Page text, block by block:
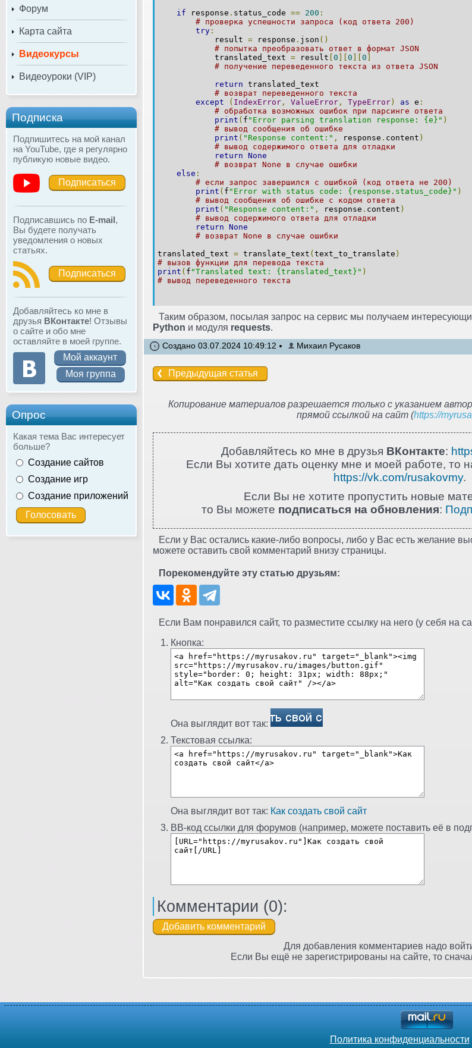
Форум
Карта сайта
Видеокурсы
Видеоуроки (VIP)
Подписка
Подпишитесь на мой канал
на YouTube, где я регулярно
публикую новые видео.
Подписаться
Подписавшись по E-mail,
Вы будете получать
уведомления о новых
статьях.
Подписаться
Добавляйтесь ко мне в
друзья ВКонтакте! Отзывы
о сайте и обо мне
оставляйте в моей группе.
Мой аккаунт
Моя группа
Опрос
Какая тема Вас интересует
больше?
Создание сайтов
Создание игр
Создание приложений
if response . status_code == 200 :
# проверка успешности запроса (код ответа 200)
try :
result = response . json ()
# попытка преобразовать ответ в формат JSON
translated_text = result [0 ][0 ][0 ]
# получение переведенного текста из ответа JSON
return translated_text
# возврат переведенного текста
except
( IndexError , ValueError , TypeError) as e :
# обработка возможных ошибок при парсинге ответа
print ( f "Error parsing translation response: {e}" )
# вывод сообщения об ошибке
print ( "Response content:" , response . content )
# вывод содержимого ответа для отладки
return None
# возврат None в случае ошибки
else :
# если запрос завершился с ошибкой (код ответа не 200)
print ( f "Error with status code: {response.status_code}" )
# вывод сообщения об ошибке с кодом ответа
print ( "Response content:" , response . content )
# вывод содержимого ответа для отладки
return None
# возврат None в случае ошибки
translated_text = translate_text (text_to_translate )
# вызов функции для перевода текста
print ( f "Translated text: {translated_text}" )
# вывод переведенного текста
Таким образом, посылая запрос на сервис мы получаем
Python и модуля requests.
Создано 03.07.2024 10:49:12 Михаил Русаков
Предыдущая статья
Копирование материалов разрешается только с указанием
прямой ссылкой на сайт (https://
Добавляйтесь ко мне в друзья ВКонтакте:
Если Вы хотите дать оценку мне и моей работе, то
https://vk.com/rusakovmy.
Если Вы не хотите пропустить новые
то Вы можете подписаться на обновления:
Если у Вас остались какие-либо вопросы, либо у Вас есть желание
можете оставить свой комментарий внизу страницы.
Порекомендуйте эту статью друзьям:
Если Вам понравился сайт, то разместите ссылку на него (у себя на
Кнопка:
Она выглядит вот так:
Текстовая ссылка:
Она выглядит вот так: Как создать свой сайт
BB-код ссылки для форумов (например, можете поставить её в
Комментарии (0):
Для добавления комментариев надо
Если Вы ещё не зарегистрированы на сайте, то
Политика конфиденциальности